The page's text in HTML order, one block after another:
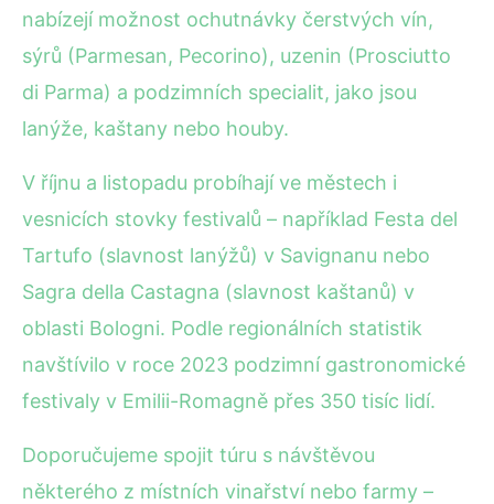
nabízejí možnost ochutnávky čerstvých vín,
sýrů (Parmesan, Pecorino), uzenin (Prosciutto
di Parma) a podzimních specialit, jako jsou
lanýže, kaštany nebo houby.
V říjnu a listopadu probíhají ve městech i
vesnicích stovky festivalů – například Festa del
Tartufo (slavnost lanýžů) v Savignanu nebo
Sagra della Castagna (slavnost kaštanů) v
oblasti Bologni. Podle regionálních statistik
navštívilo v roce 2023 podzimní gastronomické
festivaly v Emilii-Romagně přes 350 tisíc lidí.
Doporučujeme spojit túru s návštěvou
některého z místních vinařství nebo farmy –